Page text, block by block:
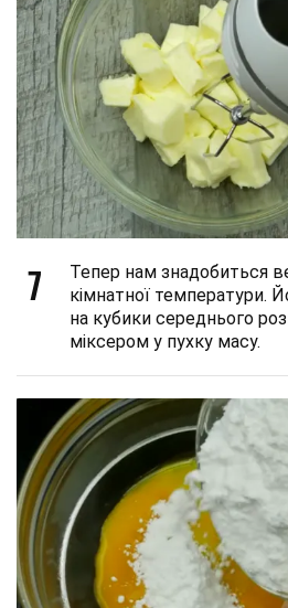
7
Тепер нам знадобиться
кімнатної температури.
на кубики середнього
міксером у пухку масу.